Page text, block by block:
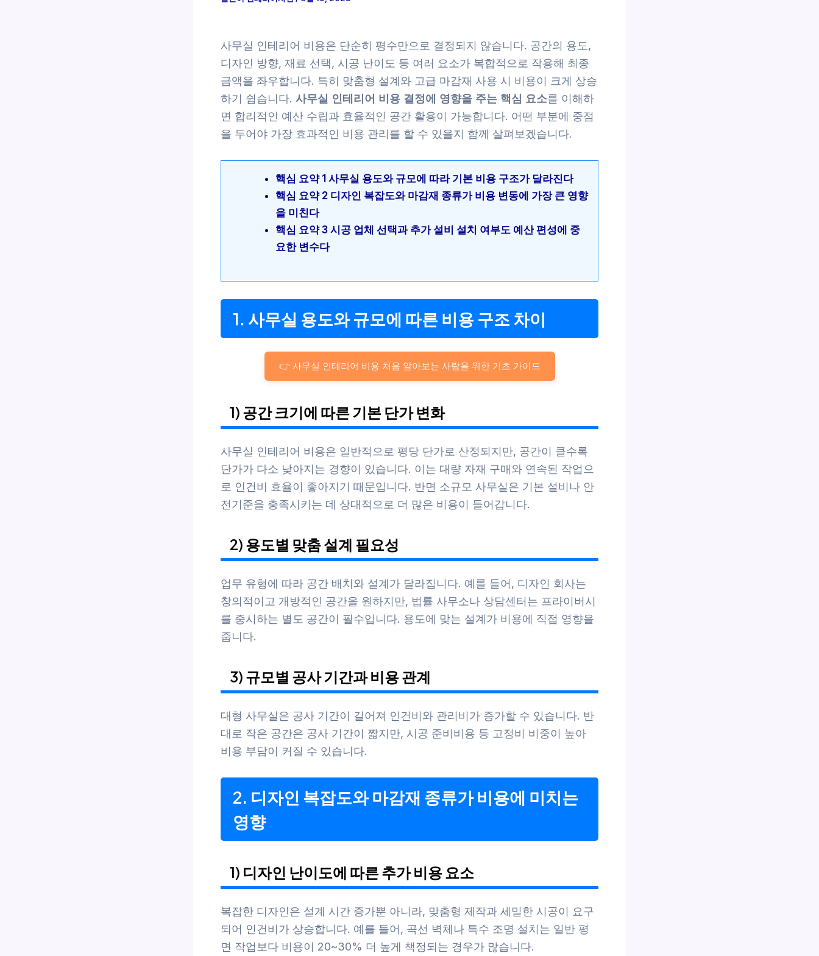
사무실 인테리어 비용은 단순히 평수만으로 결정되지 않습니다. 공간의 용도,
디자인 방향, 재료 선택, 시공 난이도 등 여러 요소가 복합적으로 작용해 최종
금액을 좌우합니다. 특히 맞춤형 설계와 고급 마감재 사용 시 비용이 크게 상승
하기 쉽습니다. 사무실 인테리어 비용 결정에 영향을 주는 핵심 요소를 이해하
면 합리적인 예산 수립과 효율적인 공간 활용이 가능합니다. 어떤 부분에 중점
을 두어야 가장 효과적인 비용 관리를 할 수 있을지 함께 살펴보겠습니다.
핵심 요약 1 사무실 용도와 규모에 따라 기본 비용 구조가 달라진다
핵심 요약 2 디자인 복잡도와 마감재 종류가 비용 변동에 가장 큰 영향
을 미친다
핵심 요약 3 시공 업체 선택과 추가 설비 설치 여부도 예산 편성에 중
요한 변수다
1. 사무실 용도와 규모에 따른 비용 구조 차이
👉 사무실 인테리어 비용 처음 알아보는 사람을 위한 기초 가이드
1) 공간 크기에 따른 기본 단가 변화
사무실 인테리어 비용은 일반적으로 평당 단가로 산정되지만, 공간이 클수록
단가가 다소 낮아지는 경향이 있습니다. 이는 대량 자재 구매와 연속된 작업으
로 인건비 효율이 좋아지기 때문입니다. 반면 소규모 사무실은 기본 설비나 안
전기준을 충족시키는 데 상대적으로 더 많은 비용이 들어갑니다.
2) 용도별 맞춤 설계 필요성
업무 유형에 따라 공간 배치와 설계가 달라집니다. 예를 들어, 디자인 회사는
창의적이고 개방적인 공간을 원하지만, 법률 사무소나 상담센터는 프라이버시
를 중시하는 별도 공간이 필수입니다. 용도에 맞는 설계가 비용에 직접 영향을
줍니다.
3) 규모별 공사 기간과 비용 관계
대형 사무실은 공사 기간이 길어져 인건비와 관리비가 증가할 수 있습니다. 반
대로 작은 공간은 공사 기간이 짧지만, 시공 준비비용 등 고정비 비중이 높아
비용 부담이 커질 수 있습니다.
2. 디자인 복잡도와 마감재 종류가 비용에 미치는
영향
1) 디자인 난이도에 따른 추가 비용 요소
복잡한 디자인은 설계 시간 증가뿐 아니라, 맞춤형 제작과 세밀한 시공이 요구
되어 인건비가 상승합니다. 예를 들어, 곡선 벽체나 특수 조명 설치는 일반 평
면 작업보다 비용이 20~30% 더 높게 책정되는 경우가 많습니다.